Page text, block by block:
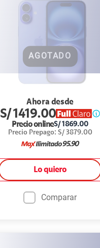
AGOTADO
Ahora desde
S/1419.00
Precio onlineS/ 1869.00
Precio Prepago: S/ 3879.00
95.90
Lo quiero
Comparar